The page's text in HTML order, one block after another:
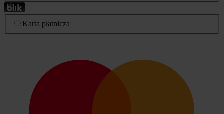
Karta płatnicza